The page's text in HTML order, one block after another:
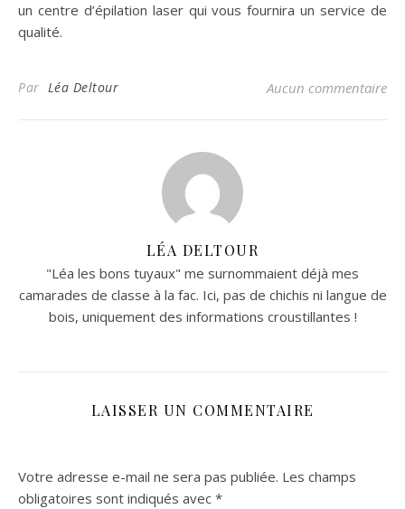
un centre d’épilation laser qui vous fournira un service de
qualité.
Par Léa Deltour Aucun commentaire
LÉA DELTOUR
"Léa les bons tuyaux" me surnommaient déjà mes
camarades de classe à la fac. Ici, pas de chichis ni langue de
bois, uniquement des informations croustillantes !
LAISSER UN COMMENTAIRE
Votre adresse e-mail ne sera pas publiée. Les champs
obligatoires sont indiqués avec *